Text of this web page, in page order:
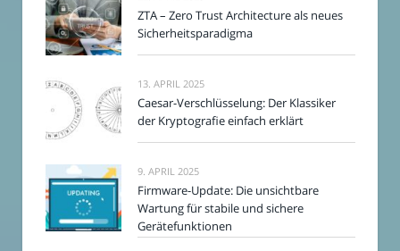
ZTA – Zero Trust Architecture als neues
Sicherheitsparadigma
13. APRIL 2025
Caesar-Verschlüsselung: Der Klassiker
der Kryptografie einfach erklärt
9. APRIL 2025
Firmware-Update: Die unsichtbare
Wartung für stabile und sichere
Gerätefunktionen